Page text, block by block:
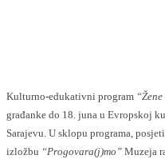
Kulturno-edukativni program
građanke do 18. juna u Evropskoj
Sarajevu. U sklopu programa,
izložbu “Progovara(j)mo” Muzeja